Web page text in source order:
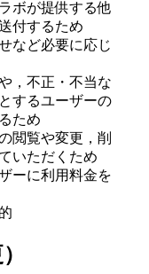
ボが提供する他
付するため
など必要に応じ
，不正・不当な
するユーザーの
ため
閲覧や変更，削
いただくため
ーに利用料金を